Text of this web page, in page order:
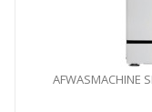
AFWASMACHINE